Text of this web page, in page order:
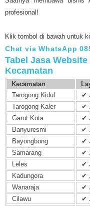
profesional!
Klik tombol di bawah untuk
Chat via WhatsApp
Tabel Jasa
Kecamatan
Kecamatan
Tarogong Kidul
✔
Tarogong Kaler
✔
Garut Kota
✔
Banyuresmi
✔
Bayongbong
✔
Samarang
✔
Leles
✔
Kadungora
✔
Wanaraja
✔
Cilawu
✔